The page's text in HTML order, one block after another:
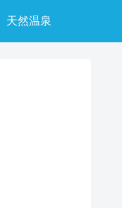
天然温泉